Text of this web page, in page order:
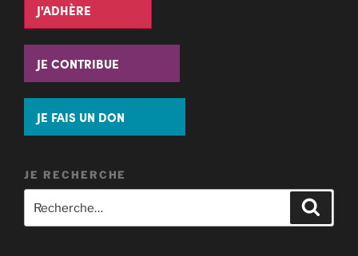
J'ADHÈRE
JE CONTRIBUE
JE FAIS UN DON
JE RECHERCHE